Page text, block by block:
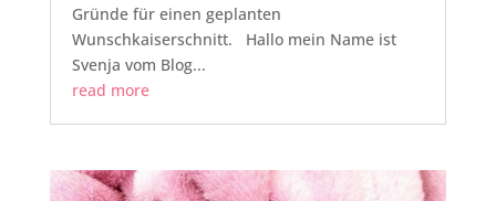
Gründe für einen geplanten
Wunschkaiserschnitt. Hallo mein Name ist
Svenja vom Blog...
read more